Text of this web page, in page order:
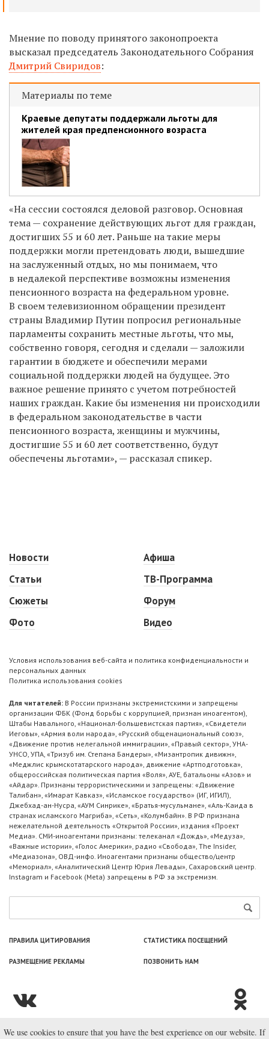
Мнение по поводу принятого законопроекта
высказал председатель Законодательного Собрания
Дмитрий Свиридов:
Материалы по теме
Краевые депутаты поддержали льготы для
жителей края предпенсионного возраста
«На сессии состоялся деловой разговор. Основная
тема — сохранение действующих льгот для граждан,
достигших 55 и 60 лет. Раньше на такие меры
поддержки могли претендовать люди, вышедшие
на заслуженный отдых, но мы понимаем, что
в недалекой перспективе возможны изменения
пенсионного возраста на федеральном уровне.
В своем телевизионном обращении президент
страны Владимир Путин попросил региональные
парламенты сохранить местные льготы, что мы,
собственно говоря, сегодня и сделали — заложили
гарантии в бюджете и обеспечили мерами
социальной поддержки людей на будущее. Это
важное решение принято с учетом потребностей
наших граждан. Какие бы изменения ни происходили
в федеральном законодательстве в части
пенсионного возраста, женщины и мужчины,
достигшие 55 и 60 лет соответственно, будут
обеспечены льготами», — рассказал спикер.
Новости
Статьи
Сюжеты
Фото
Афиша
ТВ-Программа
Форум
Видео
Условия использования веб-сайта и политика конфиденциальности и
персональных данных
Политика использования cookies
Для читателей: В России признаны экстремистскими и запрещены
организации ФБК (Фонд борьбы с коррупцией, признан иноагентом),
Штабы Навального, «Национал-большевистская партия», «Свидетели
Иеговы», «Армия воли народа», «Русский общенациональный союз»,
«Движение против нелегальной иммиграции», «Правый сектор», УНА-
УНСО, УПА, «Тризуб им. Степана Бандеры», «Мизантропик дивижн»,
«Меджлис крымскотатарского народа», движение «Артподготовка»,
общероссийская политическая партия «Воля», АУЕ, батальоны «Азов» и
«Айдар». Признаны террористическими и запрещены: «Движение
Талибан», «Имарат Кавказ», «Исламское государство» (ИГ, ИГИЛ),
Джебхад-ан-Нусра, «АУМ Синрике», «Братья-мусульмане», «Аль-Каида в
странах исламского Магриба», «Сеть», «Колумбайн». В РФ признана
нежелательной деятельность «Открытой России», издания «Проект
Медиа». СМИ-иноагентами признаны: телеканал «Дождь», «Медуза»,
«Важные истории», «Голос Америки», радио «Свобода», The Insider,
«Медиазона», ОВД-инфо. Иноагентами признаны общество/центр
«Мемориал», «Аналитический Центр Юрия Левады», Сахаровский центр.
Instagram и Facebook (Metа) запрещены в РФ за экстремизм.
ПРАВИЛА ЦИТИРОВАНИЯ СТАТИСТИКА ПОСЕЩЕНИЙ
РАЗМЕЩЕНИЕ РЕКЛАМЫ ПОЗВОНИТЬ НАМ
© ООО «Лаборатория Новоcтей», 2003—2026.
We use cookies to ensure that you have the best experience on our website. If